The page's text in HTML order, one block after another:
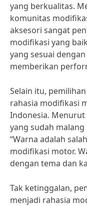
yang berkualitas.
komunitas
aksesori sangat
modifikasi yang
yang sesuai
memberikan
Selain itu,
rahasia modifikasi
Indonesia.
yang sudah
“Warna adalah
modifikasi motor.
dengan tema dan
Tak ketinggalan,
menjadi rahasia